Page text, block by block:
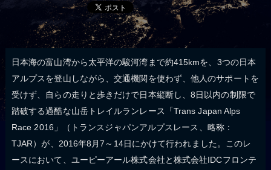
日本海の富山湾から太平洋の駿河湾まで約415kmを、3つの日本
アルプスを登山しながら、交通機関を使わず、他人のサポートを
受けず、自らの走りと歩きだけで日本縦断し、8日以内の制限で
踏破する過酷な山岳トレイルランレース「Trans Japan Alps
Race 2016」（トランスジャパンアルプスレース、略称：
TJAR）が、2016年8月7～14日にかけて行われました。このレ
ースにおいて、ユーピーアール株式会社と株式会社IDCフロンテ